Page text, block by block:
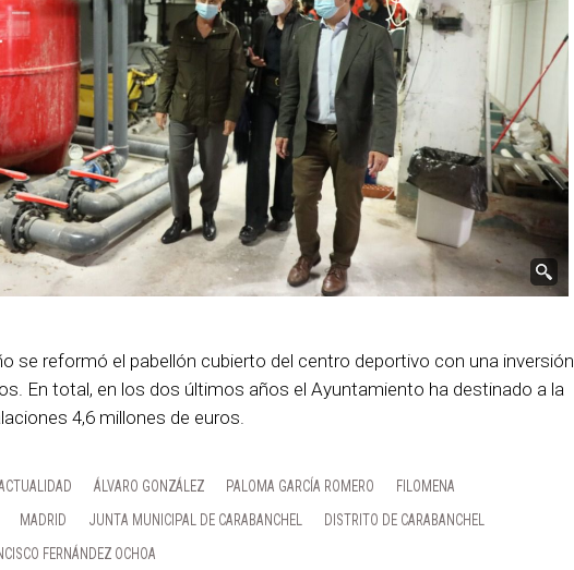
se reformó el pabellón cubierto del centro deportivo con una inversión
En total, en los dos últimos años el Ayuntamiento ha destinado a la
4,6 millones de euros.
ÁLVARO GONZÁLEZ PALOMA GARCÍA ROMERO
FILOMENA
MADRID JUNTA MUNICIPAL DE CARABANCHEL
DISTRITO DE CARABANCHEL
FERNÁNDEZ OCHOA